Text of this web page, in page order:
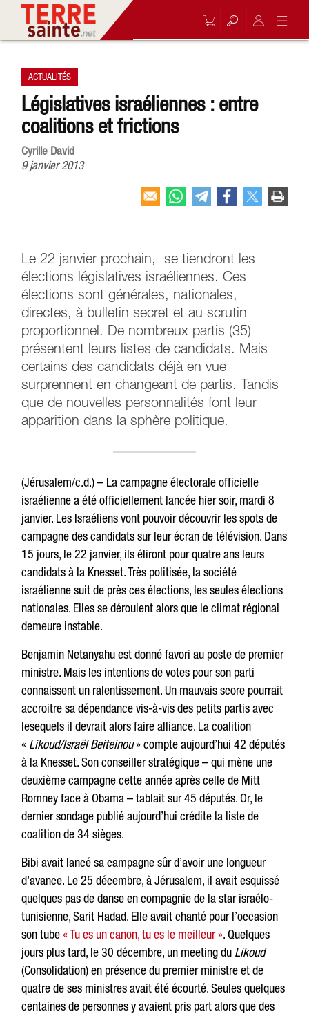
ACTUALITÉS
Législatives israéliennes : entre
coalitions et frictions
Cyrille David
9 janvier 2013
Le 22 janvier prochain, se tiendront les
élections législatives israéliennes. Ces
élections sont générales, nationales,
directes, à bulletin secret et au scrutin
proportionnel. De nombreux partis (35)
présentent leurs listes de candidats. Mais
certains des candidats déjà en vue
surprennent en changeant de partis. Tandis
que de nouvelles personnalités font leur
apparition dans la sphère politique.
(Jérusalem/c.d.) – La campagne électorale officielle
israélienne a été officiellement lancée hier soir, mardi 8
janvier. Les Israéliens vont pouvoir découvrir les spots de
campagne des candidats sur leur écran de télévision. Dans
15 jours, le 22 janvier, ils éliront pour quatre ans leurs
candidats à la Knesset. Très politisée, la société
israélienne suit de près ces élections, les seules élections
nationales. Elles se déroulent alors que le climat régional
demeure instable.
Benjamin Netanyahu est donné favori au poste de premier
ministre. Mais les intentions de votes pour son parti
connaissent un ralentissement. Un mauvais score pourrait
accroitre sa dépendance vis-à-vis des petits partis avec
lesequels il devrait alors faire alliance. La coalition
« Likoud/Israël Beiteinou» compte aujourd’hui 42 députés
à la Knesset. Son conseiller stratégique – qui mène une
deuxième campagne cette année après celle de Mitt
Romney face à Obama – tablait sur 45 députés. Or, le
dernier sondage publié aujourd’hui crédite la liste de
coalition de 34 sièges.
Bibi avait lancé sa campagne sûr d’avoir une longueur
d’avance. Le 25 décembre, à Jérusalem, il avait esquissé
quelques pas de danse en compagnie de la star israélo-
tunisienne, Sarit Hadad. Elle avait chanté pour l’occasion
son tube« Tu es un canon, tu es le meilleur ». Quelques
jours plus tard, le 30 décembre, un meeting du Likoud
(Consolidation) en présence du premier ministre et de
quatre de ses ministres avait été écourté. Seules quelques
centaines de personnes y avaient pris part alors que des